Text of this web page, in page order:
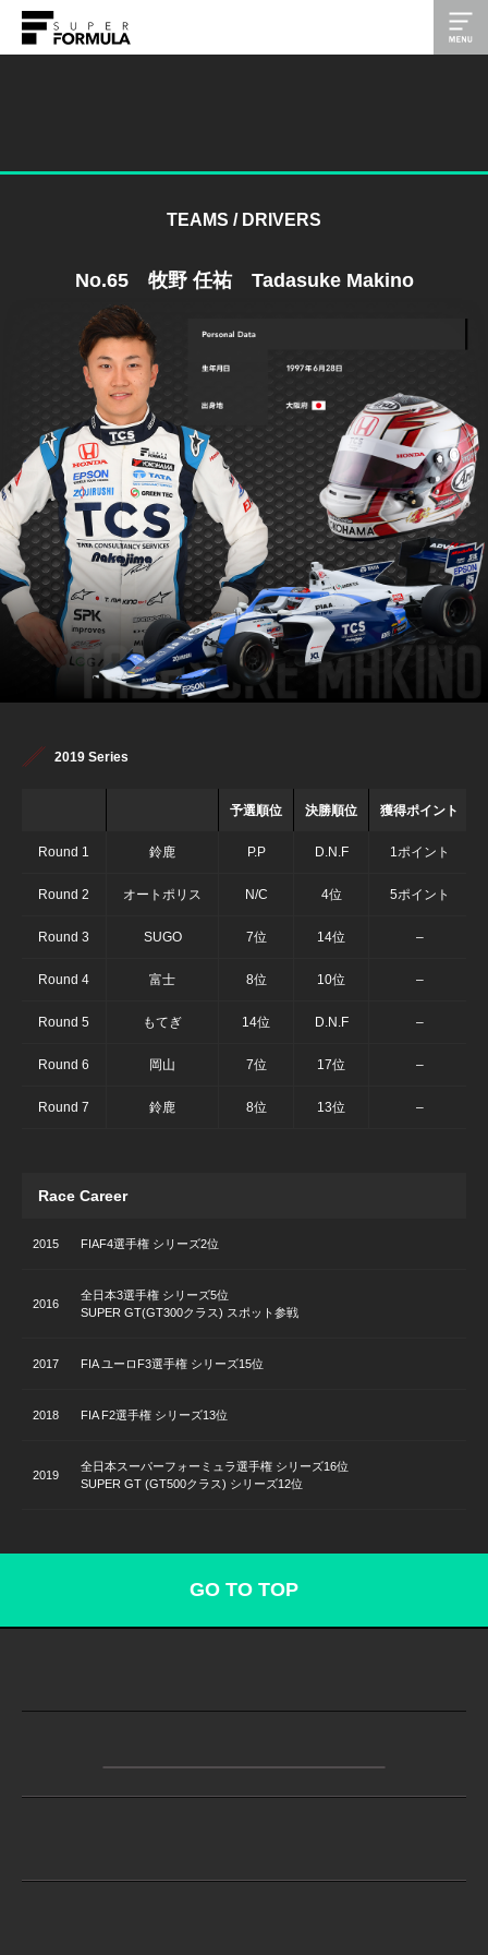
TEAMS / DRIVERS
No.65 牧野 任祐 Tadasuke Makino
2019 Series
予選順位 決勝順位 獲得ポイント
Round 1 鈴鹿 P.P D.N.F 1ポイント
Round 2 オートポリス N/C 4位 5ポイント
Round 3 SUGO 7位 14位 –
Round 4 富士 8位 10位 –
Round 5 もてぎ 14位 D.N.F –
Round 6 岡山 7位 17位 –
Round 7 鈴鹿 8位 13位 –
Race Career
2015 FIAF4選手権 シリーズ2位
2016
全日本3選手権 シリーズ5位
SUPER GT(GT300クラス) スポット参戦
2017 FIA ユーロF3選手権 シリーズ15位
2018 FIA F2選手権 シリーズ13位
2019
全日本スーパーフォーミュラ選手権 シリーズ16位
SUPER GT (GT500クラス) シリーズ12位
GO TO TOP